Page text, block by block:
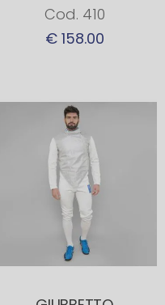
Cod. 410
€ 158.00